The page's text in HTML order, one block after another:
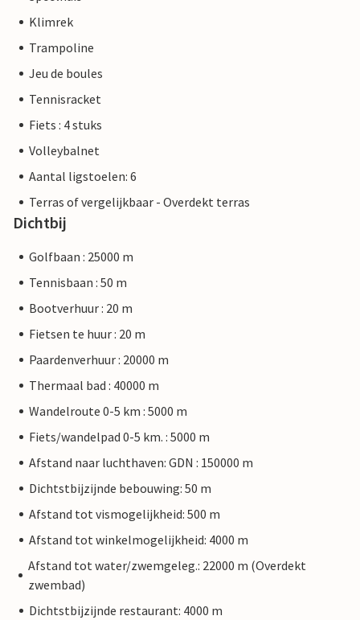
Klimrek
Trampoline
Jeu de boules
Tennisracket
Fiets : 4 stuks
Volleybalnet
Aantal ligstoelen: 6
Terras of vergelijkbaar - Overdekt terras
Dichtbij
Golfbaan : 25000 m
Tennisbaan : 50 m
Bootverhuur : 20 m
Fietsen te huur : 20 m
Paardenverhuur : 20000 m
Thermaal bad : 40000 m
Wandelroute 0-5 km : 5000 m
Fiets/wandelpad 0-5 km. : 5000 m
Afstand naar luchthaven: GDN : 150000 m
Dichtstbijzijnde bebouwing: 50 m
Afstand tot vismogelijkheid: 500 m
Afstand tot winkelmogelijkheid: 4000 m
Afstand tot water/zwemgeleg.: 22000 m (Overdekt
zwembad)
Dichtstbijzijnde restaurant: 4000 m